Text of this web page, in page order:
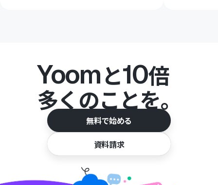
Yoomと10倍
多くのことを。
無料で始める
資料請求